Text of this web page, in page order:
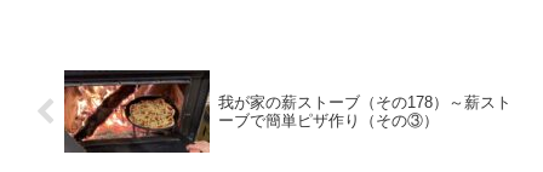
我が家の薪ストーブ（その178）～薪スト
ーブで簡単ピザ作り（その③）